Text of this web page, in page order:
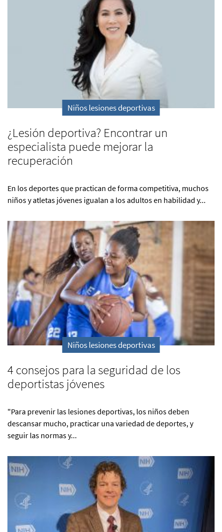
Niños lesiones deportivas
¿Lesión deportiva? Encontrar un
especialista puede mejorar la
recuperación
En los deportes que practican de forma competitiva, muchos
niños y atletas jóvenes igualan a los adultos en habilidad y...
Niños lesiones deportivas
4 consejos para la seguridad de los
deportistas jóvenes
"Para prevenir las lesiones deportivas, los niños deben
descansar mucho, practicar una variedad de deportes, y
seguir las normas y...